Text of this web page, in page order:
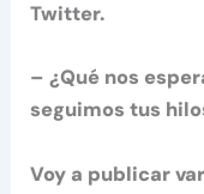
Twitter.
– ¿Qué nos
seguimos tus
Voy a publicar